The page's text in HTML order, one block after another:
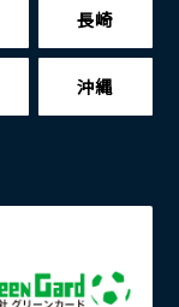
長崎
沖縄